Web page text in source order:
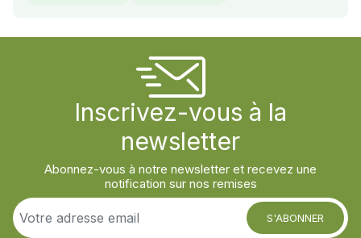
Inscrivez-vous à la
newsletter
Abonnez-vous à notre newsletter et recevez une
notification sur nos remises
S'ABONNER